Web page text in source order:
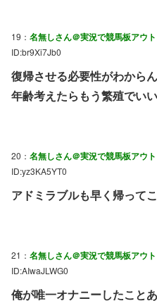
19： 名無しさん＠実況で競馬板アウト
ID:br9Xi7Jb0
復帰させる必要性がわからん
年齢考えたらもう繁殖でい
20： 名無しさん＠実況で競馬板アウト
ID:yz3KA5YT0
アドミラブルも早く帰って
21： 名無しさん＠実況で競馬板アウト
ID:AIwaJLWG0
俺が唯一オナニーしたこと